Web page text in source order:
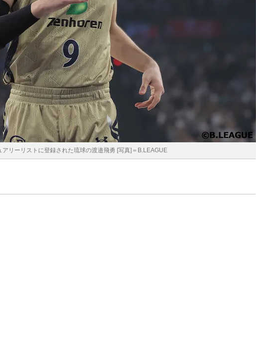
アリーリストに登録された琉球の渡邉飛勇 [写真]＝B.LEAGUE